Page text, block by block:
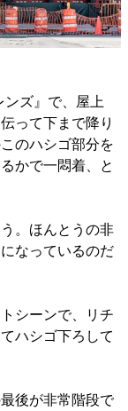
ズ』で、屋上
って下まで降り
のハシゴ部分を
かで一悶着、と
。ほんとうの非
なっているのだ
シーンで、リチ
ハシゴ下ろして
後が非常階段で